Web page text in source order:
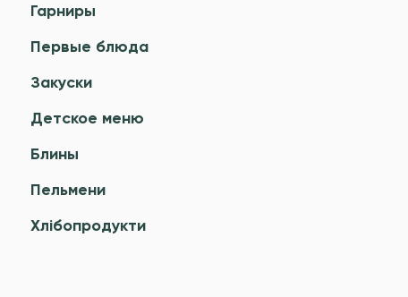
Гарниры
Первые блюда
Закуски
Детское меню
Блины
Пельмени
Хлібопродукти